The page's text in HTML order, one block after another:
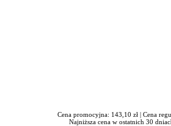
Cena promocyjna: 143,10 zł | Cena
Najniższa cena w ostatnich 30